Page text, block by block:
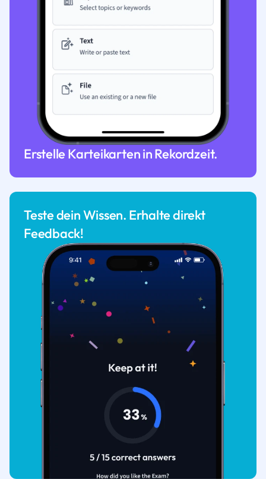
Erstelle Karteikarten in Rekordzeit.
Teste dein Wissen. Erhalte direkt
Feedback!